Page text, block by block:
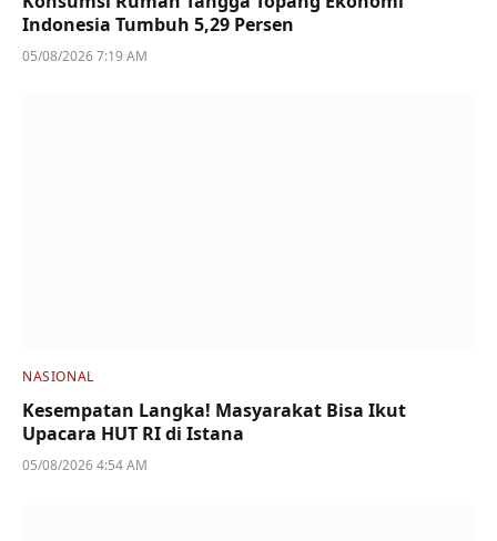
Indonesia Tumbuh 5,29 Persen
05/08/2026 7:19 AM
NASIONAL
Kesempatan Langka! Masyarakat Bisa Ikut
Upacara HUT RI di Istana
05/08/2026 4:54 AM